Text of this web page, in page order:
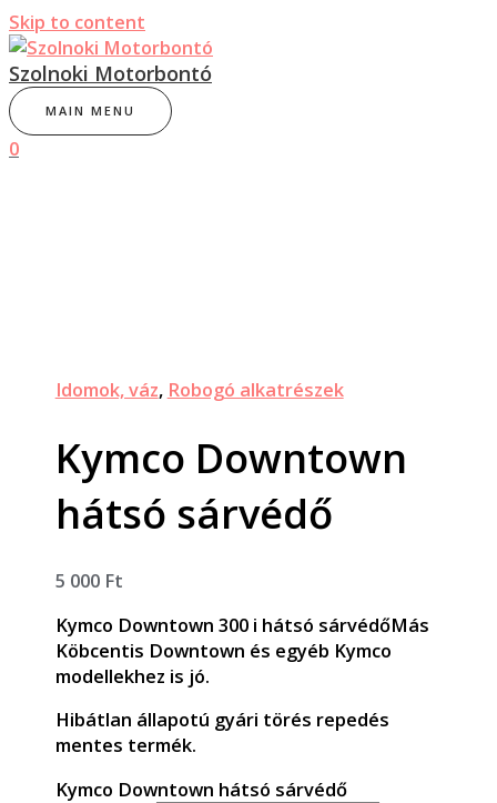
Skip to content
Szolnoki Motorbontó
MAIN MENU
0
Idomok, váz, Robogó alkatrészek
Kymco Downtown
hátsó sárvédő
5 000 Ft
Kymco Downtown 300 i hátsó sárvédőMás
Köbcentis Downtown és egyéb Kymco
modellekhez is jó.
Hibátlan állapotú gyári törés repedés
mentes termék.
Kymco Downtown hátsó sárvédő